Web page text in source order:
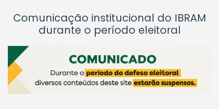
Comunicação institucional do IBRAM
durante o período eleitoral